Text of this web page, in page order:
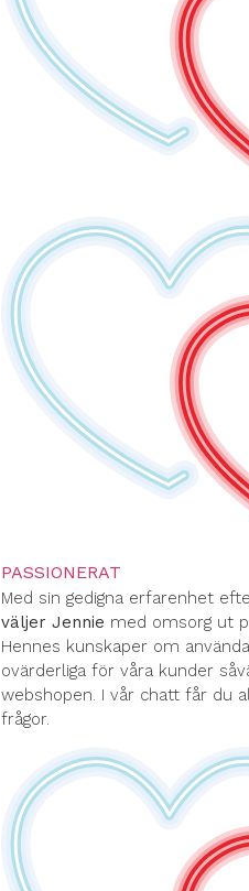
PASSIONERAT
Med sin gedigna erfarenhet
väljer Jennie med omsorg ut
Hennes kunskaper om
ovärderliga för våra kunder
webshopen. I vår chatt får du
frågor.